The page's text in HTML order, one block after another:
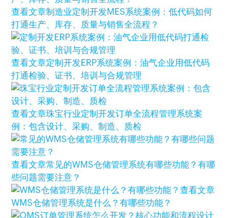
查看文章制造业定制开发MES系统案例：低代码如何
打通生产、库存、质量与销售全流程？
查看文章定制开发ERP系统案例：油气企业用低代码
打通检验、证书、培训与合规管理
查看文章珠宝行业定制开发订单全流程管理系统案
例：包含设计、采购、制造、质检
查看文章常见的WMS仓储管理系统有哪些功能？有哪
些问题需要注意？
查看文章
WMS仓储管理系统是什么？有哪些功能？